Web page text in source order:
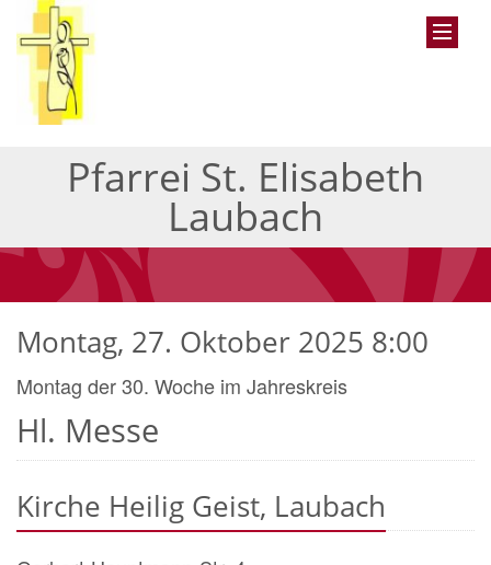
Pfarrei St. Elisabeth
Laubach
Hl. Messe
Montag, 27. Oktober 2025 8:00
Montag der 30. Woche im Jahreskreis
Kirche Heilig Geist, Laubach